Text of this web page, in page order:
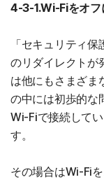
4-3-1.Wi-Fiをオフ
「セキュリティ
のリダイレクトが
は他にもさまざま
の中には初歩的な
Wi-Fiで接続して
す。
その場合はWi-Fi